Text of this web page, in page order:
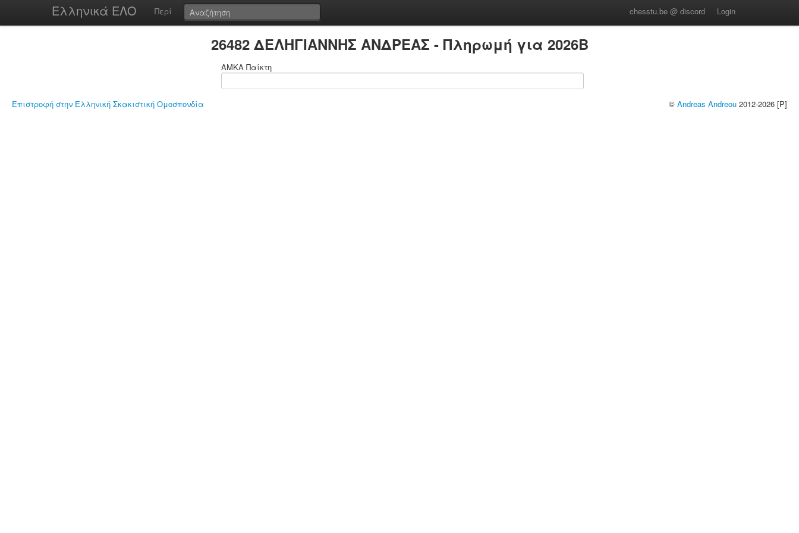
Ελληνικά ΕΛΟ Περί chesstu.be @ discord Login
26482 ΔΕΛΗΓΙΑΝΝΗΣ ΑΝΔΡΕΑΣ - Πληρωμή για 2026B
ΑΜΚΑ Παίκτη
Επιστροφή στην Ελληνική Σκακιστική Ομοσπονδία © Andreas Andreou 2012-2026 [P]